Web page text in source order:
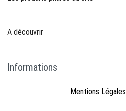
A découvrir
Informations
Mentions Légales